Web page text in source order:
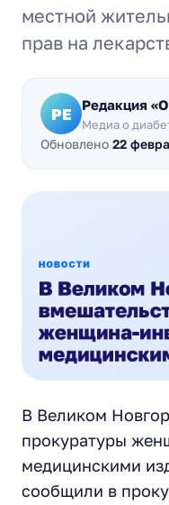
местной
прав на
РЕ Редакция
Медиа о
Обновлено 22
В Великом
прокуратуры
медицинскими
сообщили в